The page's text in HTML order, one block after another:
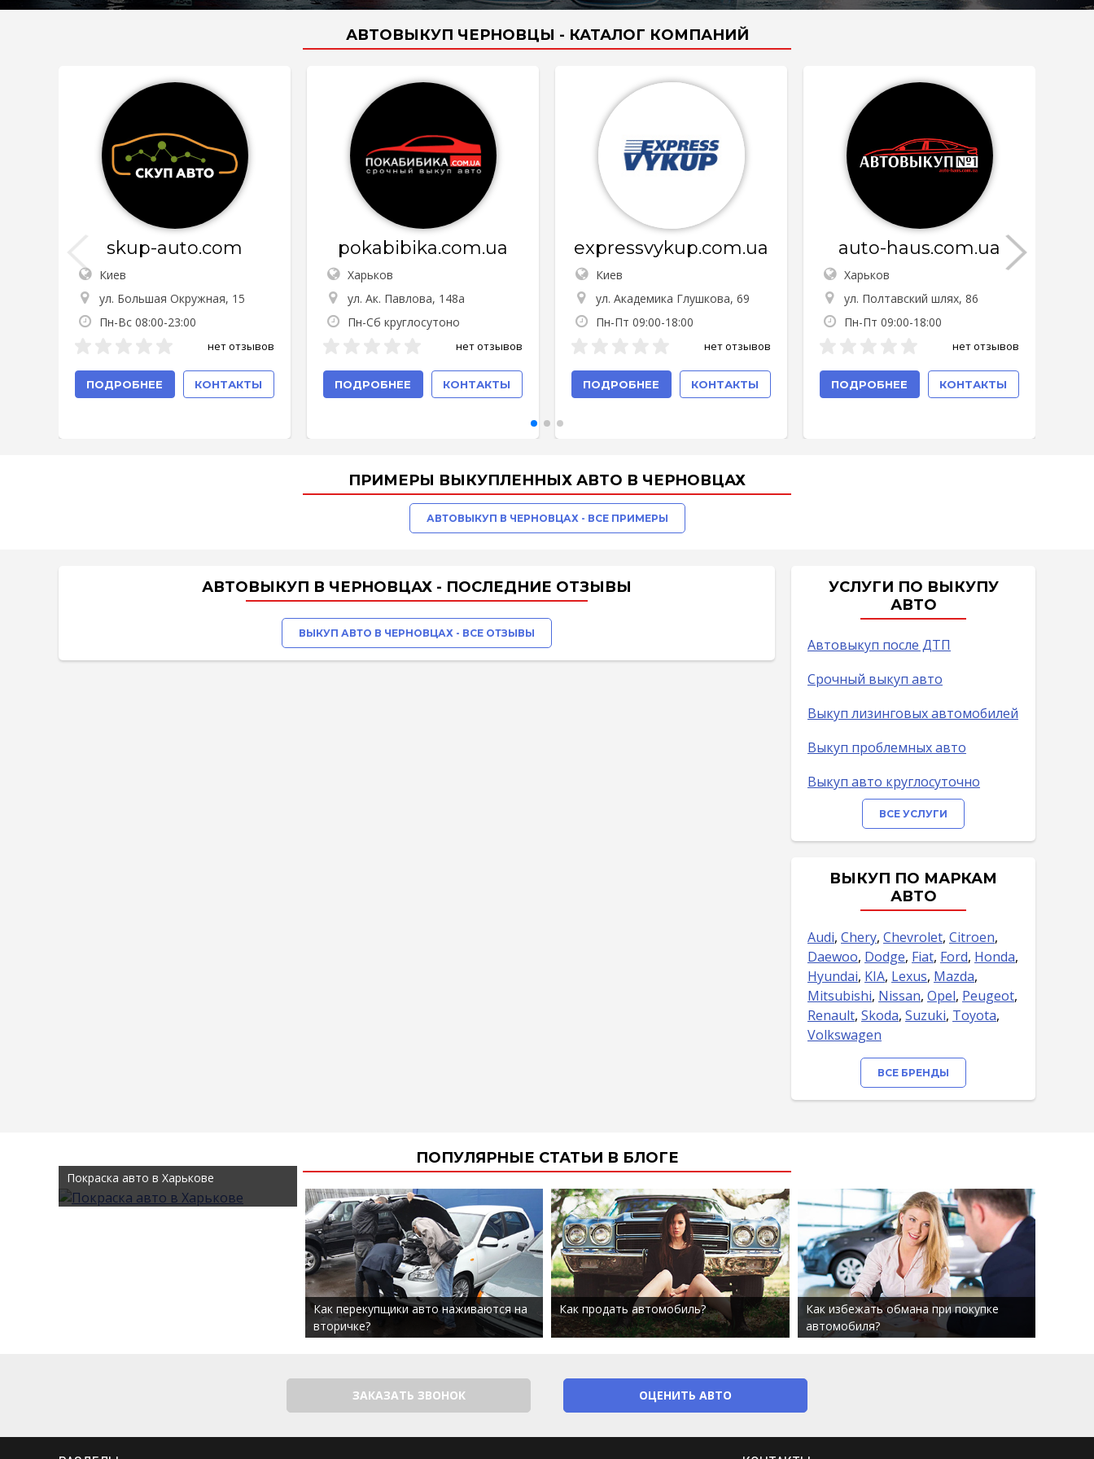
АВТОВЫКУП ЧЕРНОВЦЫ - КАТАЛОГ КОМПАНИЙ
skup-auto.com
Киев
ул. Большая Окружная, 15
Пн-Вс 08:00-23:00
нет отзывов
ПОДРОБНЕЕ КОНТАКТЫ
pokabibika.com.ua
Харьков
ул. Ак. Павлова, 148а
Пн-Сб круглосутоно
нет отзывов
ПОДРОБНЕЕ КОНТАКТЫ
expressvykup.com.ua
Киев
ул. Академика Глушкова, 69
Пн-Пт 09:00-18:00
нет отзывов
ПОДРОБНЕЕ КОНТАКТЫ
auto-haus.com.ua
Харьков
ул. Полтавский шлях, 86
Пн-Пт 09:00-18:00
нет отзывов
ПОДРОБНЕЕ КОНТАКТЫ
ПРИМЕРЫ ВЫКУПЛЕННЫХ АВТО В ЧЕРНОВЦАХ
АВТОВЫКУП В ЧЕРНОВЦАХ - ВСЕ ПРИМЕРЫ
АВТОВЫКУП В ЧЕРНОВЦАХ - ПОСЛЕДНИЕ ОТЗЫВЫ
ВЫКУП АВТО В ЧЕРНОВЦАХ - ВСЕ ОТЗЫВЫ
УСЛУГИ ПО ВЫКУПУ
АВТО
Автовыкуп после ДТП
Срочный выкуп авто
Выкуп лизинговых автомобилей
Выкуп проблемных авто
Выкуп авто круглосуточно
ВСЕ УСЛУГИ
ВЫКУП ПО МАРКАМ
АВТО
Audi, Chery, Chevrolet, Citroen,
Daewoo, Dodge, Fiat, Ford, Honda,
Hyundai, KIA, Lexus, Mazda,
Mitsubishi, Nissan, Opel, Peugeot,
Renault, Skoda, Suzuki, Toyota,
Volkswagen
ВСЕ БРЕНДЫ
ПОПУЛЯРНЫЕ СТАТЬИ В БЛОГЕ
Покраска авто в Харькове
Как перекупщики авто наживаются на
вторичке?
Как продать автомобиль?
Как избежать обмана при покупке
автомобиля?
ЗАКАЗАТЬ ЗВОНОК ОЦЕНИТЬ АВТО